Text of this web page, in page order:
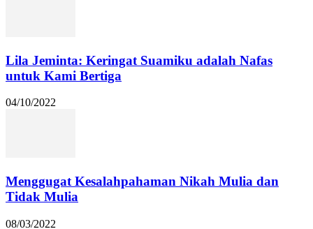
Lila Jeminta: Keringat Suamiku adalah Nafas
untuk Kami Bertiga
04/10/2022
Menggugat Kesalahpahaman Nikah Mulia dan
Tidak Mulia
08/03/2022